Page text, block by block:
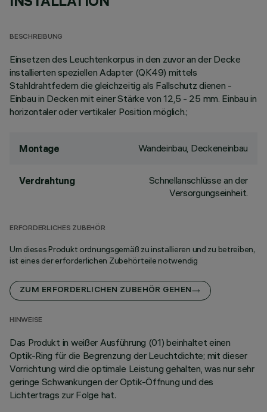
BESCHREIBUNG
Einsetzen des Leuchtenkorpus in den zuvor an der Decke
installierten speziellen Adapter (QK49) mittels
Stahldrahtfedern die gleichzeitig als Fallschutz dienen -
Einbau in Decken mit einer Stärke von 12,5 - 25 mm. Einbau in
horizontaler oder vertikaler Position möglich.;
Montage Wandeinbau, Deckeneinbau
Verdrahtung
Schnellanschlüsse an der
Versorgungseinheit.
ERFORDERLICHES ZUBEHÖR
Um dieses Produkt ordnungsgemäß zu installieren und zu betreiben,
ist eines der erforderlichen Zubehörteile notwendig
ZUM ERFORDERLICHEN ZUBEHÖR GEHEN
HINWEISE
Das Produkt in weißer Ausführung (01) beinhaltet einen
Optik-Ring für die Begrenzung der Leuchtdichte; mit dieser
Vorrichtung wird die optimale Leistung gehalten, was nur sehr
geringe Schwankungen der Optik-Öffnung und des
Lichtertrags zur Folge hat.